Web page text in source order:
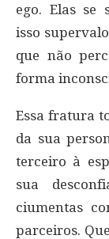
ego. Elas se
isso
que não
forma
Essa fratura
da sua
terceiro à
sua
ciumentas
parceiros.